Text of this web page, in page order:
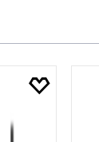
1.298₺ ile 2.596₺